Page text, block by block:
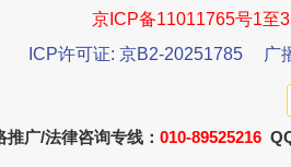
京ICP备11011765号1至
ICP许可证: 京B2-20251785
广
推广/法律咨询专线： 010-89525216